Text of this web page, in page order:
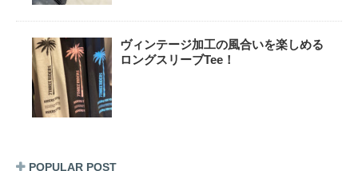
ヴィンテージ加工の風合いを楽しめる
ロングスリーブTee！
POPULAR POST